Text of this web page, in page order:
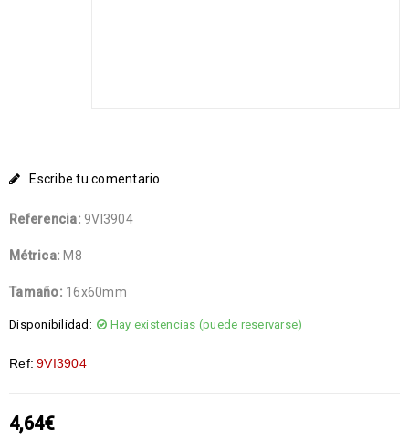
Escribe tu comentario
Referencia: 9VI3904
Métrica: M8
Tamaño: 16x60mm
Disponibilidad: Hay existencias (puede reservarse)
Ref: 9VI3904
4,64€